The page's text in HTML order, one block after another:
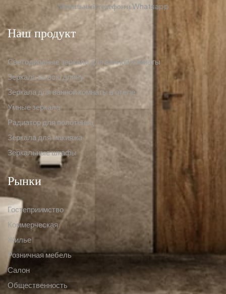
Мобильный телефон и Whatsapp
Наш продукт
Светодиодные зеркала для ванной комнаты
Зеркала во всю длину
Зеркала для ванной комнаты в отеле
Умные зеркала
Радиатор для полотенец
Зеркала для макияжа
Зеркальные шкафы
Рынки
Гостеприимство
Коммерческая
Жилье
Розничная мебель
Салон
Общественность